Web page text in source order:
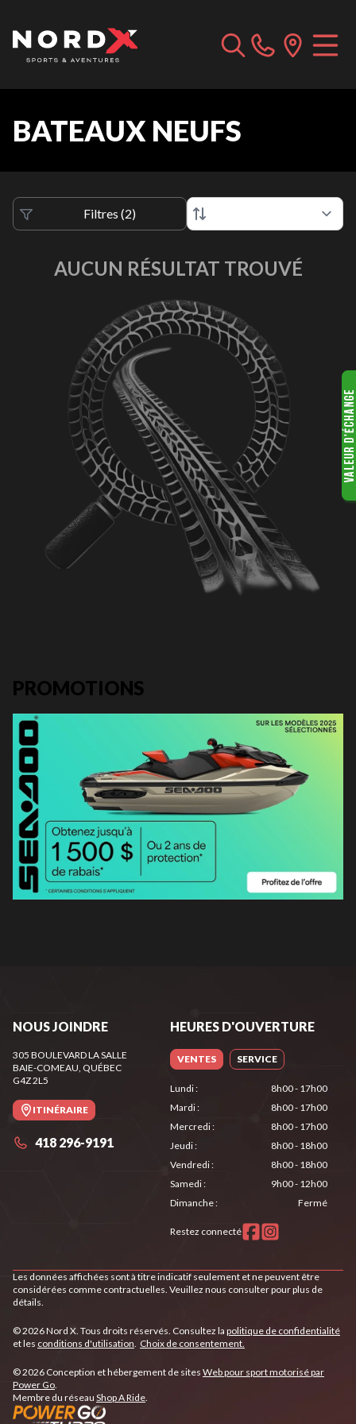
BATEAUX NEUFS
Filtres (2)
AUCUN RÉSULTAT TROUVÉ
PROMOTIONS
NOUS JOINDRE
305 BOULEVARD LA SALLE
BAIE-COMEAU, QUÉBEC
G4Z 2L5
ITINÉRAIRE
418 296-9191
HEURES D'OUVERTURE
VENTES SERVICE
Lundi:
8h00 - 17h00
Mardi:
8h00 - 17h00
Mercredi:
8h00 - 17h00
Jeudi:
8h00 - 18h00
Vendredi:
8h00 - 18h00
Samedi:
9h00 - 12h00
Dimanche: Fermé
Restez connecté
Les données affichées sont à titre indicatif seulement et ne peuvent être
considérées comme contractuelles. Veuillez nous consulter pour plus de
détails.
© 2026 Nord X. Tous droits réservés. Consultez la politique de confidentialité
et les conditions d'utilisation. Choix de consentement.
© 2026 Conception et hébergement de sites Web pour sport motorisé par
Power Go.
Membre du réseau Shop A Ride.